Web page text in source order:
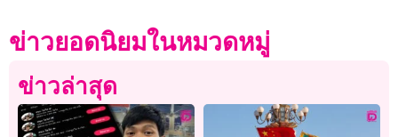
ข่าวยอดนิยมในหมวดหมู่
ข่าวล่าสุด